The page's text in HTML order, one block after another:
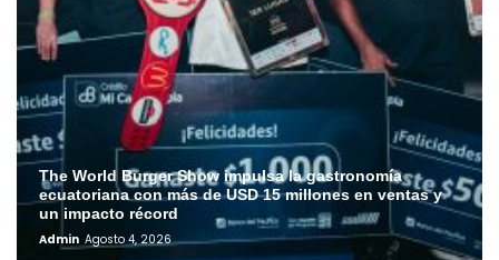
The World Burger Show impulsa la gastronomía
ecuatoriana con más de USD 15 millones en ventas y
un impacto récord
Admin Agosto 4, 2026